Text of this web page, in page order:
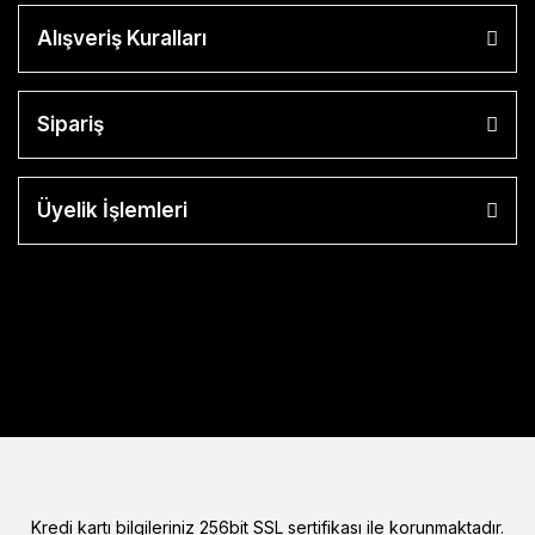
Alışveriş Kuralları
Sipariş
Üyelik İşlemleri
Kredi kartı bilgileriniz 256bit SSL sertifikası ile korunmaktadır.